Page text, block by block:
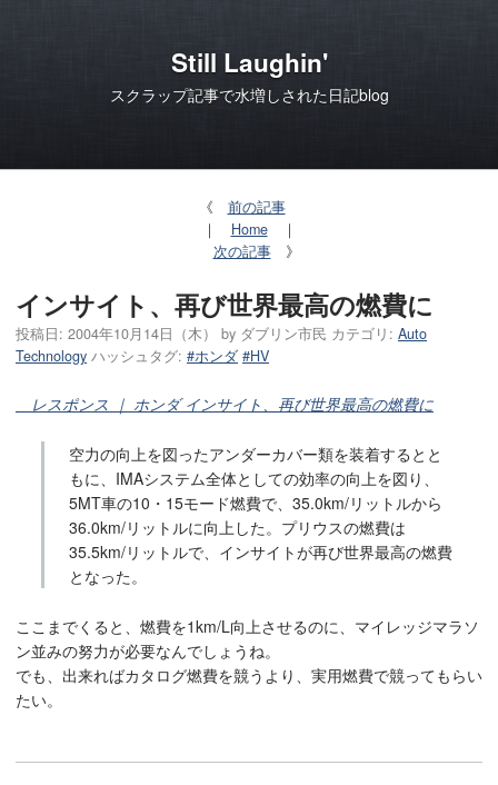
Still Laughin'
スクラップ記事で水増しされた日記blog
《 前の記事
｜ Home｜
次の記事》
インサイト、再び世界最高の燃費に
投稿日: 2004年10月14日（木） by ダブリン市民 カテゴリ: Auto
Technology ハッシュタグ: #ホンダ #HV
レスポンス ｜ ホンダ インサイト、再び世界最高の燃費に
空力の向上を図ったアンダーカバー類を装着するとと
もに、IMAシステム全体としての効率の向上を図り、
5MT車の10・15モード燃費で、35.0km/リットルから
36.0km/リットルに向上した。プリウスの燃費は
35.5km/リットルで、インサイトが再び世界最高の燃費
となった。
ここまでくると、燃費を1km/L向上させるのに、マイレッジマラソ
ン並みの努力が必要なんでしょうね。
でも、出来ればカタログ燃費を競うより、実用燃費で競ってもらい
たい。